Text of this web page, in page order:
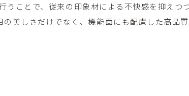
うことで、従来の印象材による不快感を抑えつ
の美しさだけでなく、機能面にも配慮した高品